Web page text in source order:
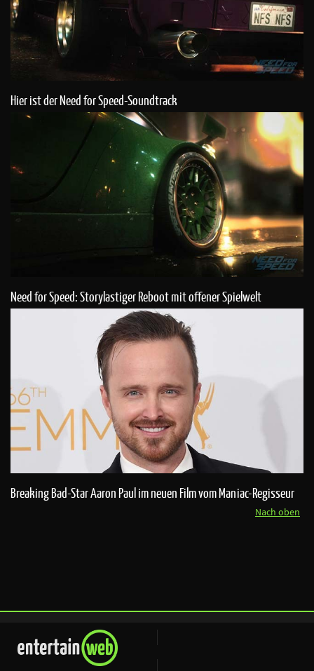
Hier ist der Need for Speed-Soundtrack
Need for Speed: Storylastiger Reboot mit offener Spielwelt
Breaking Bad-Star Aaron Paul im neuen Film vom Maniac-Regisseur
Nach oben